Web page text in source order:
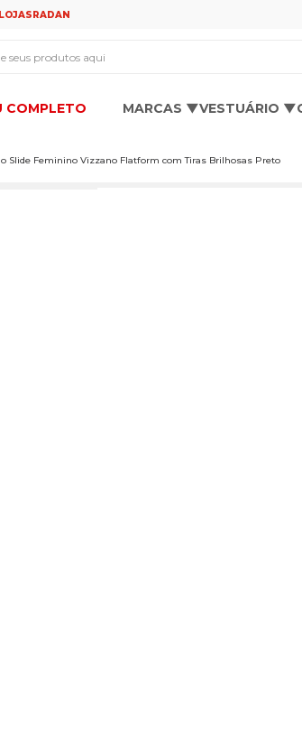
COMPLETO MARCAS ▼VESTUÁRIO ▼
Slide Feminino Vizzano Flatform com Tiras Brilhosas Preto